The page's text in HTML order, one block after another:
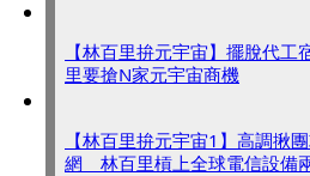
【林百里拚元宇宙】擺脫代
里要搶N家元宇宙商機
【林百里拚元宇宙1】高調揪
網 林百里槓上全球電信設備